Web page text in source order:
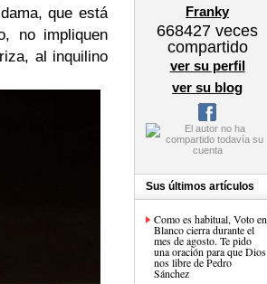
que está
no impliquen
al inquilino
Franky
668427 veces
compartido
ver su perfil
ver su blog
Sus últimos artículos
Como es habitual, Voto en
Blanco cierra durante el
mes de agosto. Te pido
una oración para que Dios
nos libre de Pedro
Sánchez